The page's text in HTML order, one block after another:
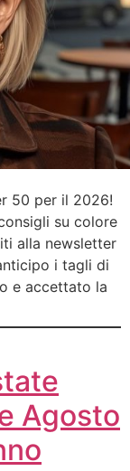
50 per il 2026!
su colore
alla newsletter
i tagli di
e accettato la
Agosto